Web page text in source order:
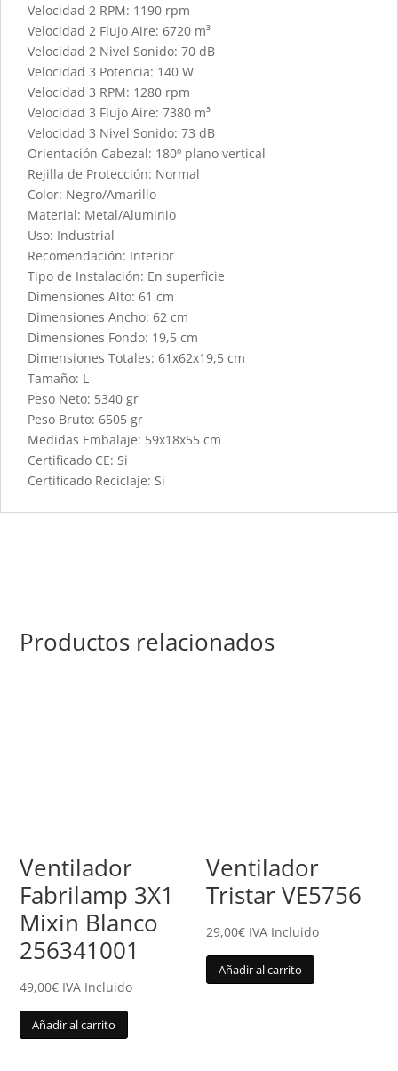
Velocidad 2 RPM: 1190 rpm
Velocidad 2 Flujo Aire: 6720 m³
Velocidad 2 Nivel Sonido: 70 dB
Velocidad 3 Potencia: 140 W
Velocidad 3 RPM: 1280 rpm
Velocidad 3 Flujo Aire: 7380 m³
Velocidad 3 Nivel Sonido: 73 dB
Orientación Cabezal: 180º plano vertical
Rejilla de Protección: Normal
Color: Negro/Amarillo
Material: Metal/Aluminio
Uso: Industrial
Recomendación: Interior
Tipo de Instalación: En superficie
Dimensiones Alto: 61 cm
Dimensiones Ancho: 62 cm
Dimensiones Fondo: 19,5 cm
Dimensiones Totales: 61x62x19,5 cm
Tamaño: L
Peso Neto: 5340 gr
Peso Bruto: 6505 gr
Medidas Embalaje: 59x18x55 cm
Certificado CE: Si
Certificado Reciclaje: Si
Productos relacionados
Ventilador
Fabrilamp 3X1
Mixin Blanco
256341001
49,00€ IVA Incluido
Añadir al carrito
Ventilador
Tristar VE5756
29,00€ IVA Incluido
Añadir al carrito